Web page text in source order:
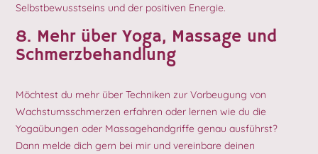
Selbstbewusstseins und der positiven Energie.
8. Mehr über Yoga, Massage und
Schmerzbehandlung
Möchtest du mehr über Techniken zur Vorbeugung von
Wachstumsschmerzen erfahren oder lernen wie du die
Yogaübungen oder Massagehandgriffe genau ausführst?
Dann melde dich gern bei mir und vereinbare deinen